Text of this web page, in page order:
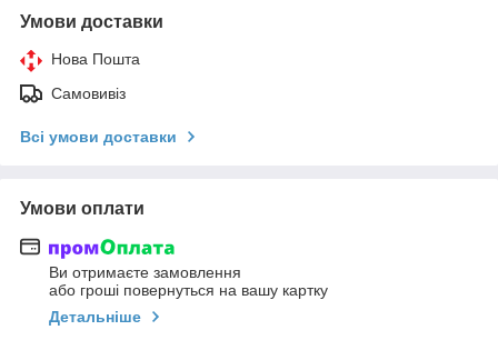
Умови доставки
Нова Пошта
Самовивіз
Всі умови доставки
Умови оплати
Ви отримаєте замовлення
або гроші повернуться на вашу картку
Детальніше